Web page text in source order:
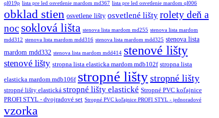
ql019p lista pre led osvetlenie mardom md367 lista pre led osvetlenie mardom ql006
obklad stien osvetlene lišty osvetlené lišty rolety deň a
noc soklová lišta stenova lista mardom md255 stenova lista mardom
mdd312 stenova lista mardom mdd316 stenova lista mardom mdd325 stenova lista
mardom mdd332 stenova lista mardom mdd414 stenové lišty
stenové lišty stropna lista elasticka mardom mdb102f stropna lista
elasticka mardom mdb106f stropné lištystropné lišty
stropné lišty elastická stropné lišty elastické Stropné PVC koľajnice
PROFI STYL - dvojradové set Stropné PVC koľajnice PROFI STYL - jednoradové
vzorka